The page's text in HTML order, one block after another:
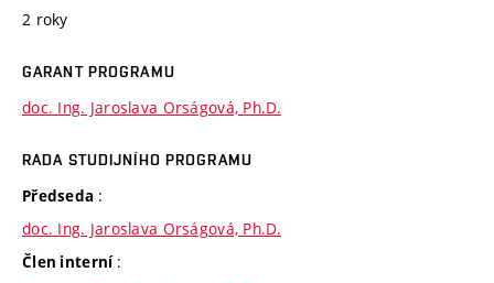
2 roky
GARANT PROGRAMU
doc. Ing. Jaroslava Orságová, Ph.D.
RADA STUDIJNÍHO PROGRAMU
Předseda :
doc. Ing. Jaroslava Orságová, Ph.D.
Člen interní :